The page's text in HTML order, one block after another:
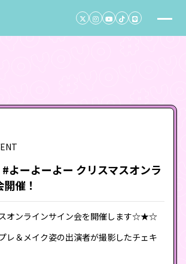
よーよーよー クリスマスオンラ
催！
ンラインサイン会を開催します☆★☆
レ＆メイク姿の出演者が撮影したチェキ